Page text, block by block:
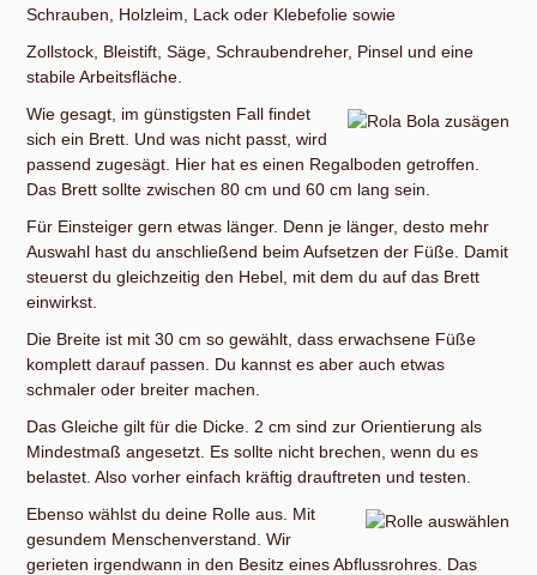
Schrauben, Holzleim, Lack oder Klebefolie sowie
Zollstock, Bleistift, Säge, Schraubendreher, Pinsel und eine
stabile Arbeitsfläche.
Wie gesagt, im günstigsten Fall findet
sich ein Brett. Und was nicht passt, wird
passend zugesägt. Hier hat es einen Regalboden getroffen.
Das Brett sollte zwischen 80 cm und 60 cm lang sein.
Für Einsteiger gern etwas länger. Denn je länger, desto mehr
Auswahl hast du anschließend beim Aufsetzen der Füße. Damit
steuerst du gleichzeitig den Hebel, mit dem du auf das Brett
einwirkst.
Die Breite ist mit 30 cm so gewählt, dass erwachsene Füße
komplett darauf passen. Du kannst es aber auch etwas
schmaler oder breiter machen.
Das Gleiche gilt für die Dicke. 2 cm sind zur Orientierung als
Mindestmaß angesetzt. Es sollte nicht brechen, wenn du es
belastet. Also vorher einfach kräftig drauftreten und testen.
Ebenso wählst du deine Rolle aus. Mit
gesundem Menschenverstand. Wir
gerieten irgendwann in den Besitz eines Abflussrohres. Das